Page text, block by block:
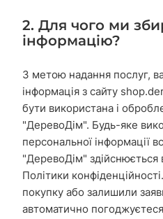
2. Для чого ми
інформацію?
З метою надання послуг,
інформація з сайту
бути використана і
"ДеревоДім". Будь-яке
персональної інформації
"ДеревоДім" здійснюється
Політики
покупку або залишили
автоматично